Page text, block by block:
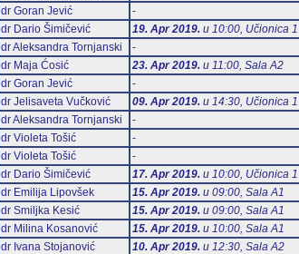
dr Goran Jević
-
dr Dario Šimičević 19. Apr 2019.u 10:00, Učionica 1
dr Aleksandra Tornjanski
-
dr Maja Ćosić 23. Apr 2019.u 11:00, Sala А2
dr Goran Jević
-
dr Jelisaveta Vučković 09. Apr 2019.u 14:30, Učionica 1
dr Aleksandra Tornjanski
-
dr Violeta Tošić
-
dr Violeta Tošić
-
dr Dario Šimičević 17. Apr 2019.u 10:00, Učionica 1
dr Emilija Lipovšek 15. Apr 2019.u 09:00, Sala А1
dr Smiljka Kesić 15. Apr 2019.u 09:00, Sala А1
dr Milina Kosanović 15. Apr 2019.u 10:00, Sala А1
dr Ivana Stojanović 10. Apr 2019.u 12:30, Sala А2